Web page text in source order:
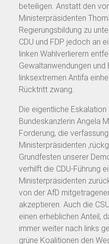
beteiligen. Anstatt den
Ministerpräsidenten
Regierungsbildung zu
CDU und FDP jedoch an
linken Wahlverlierern
Gewaltanwendungen und
linksextremen Antifa
Rücktritt zwang.
Die eigentliche
Bundeskanzlerin Angela
Forderung, die
Ministerpräsidenten
Grundfesten unserer
verhilft die CDU-Führung
Ministerpräsidenten
von der AfD
akzeptieren. Auch die
einen erheblichen Anteil,
immer weiter nach links
grüne Koalitionen den